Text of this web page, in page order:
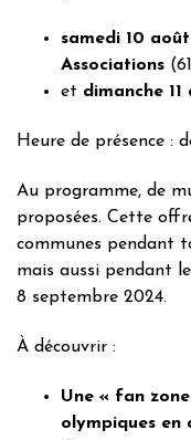
samedi 10
Associations
et dimanche
Heure de présence :
Au programme, de
proposées. Cette
communes pendant
mais aussi pendant
8 septembre 2024.
À découvrir :
Une « fan
olympiques en